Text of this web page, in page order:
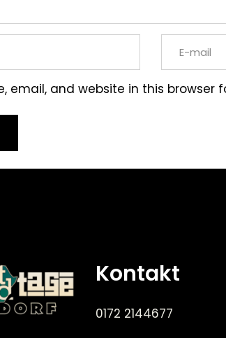
email, and website in this browser
Kontakt
0172 2144677